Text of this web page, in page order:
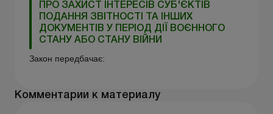
ПРО ЗАХИСТ ІНТЕРЕСІВ СУБ'ЄКТІВ
ПОДАННЯ ЗВІТНОСТІ ТА ІНШИХ
ДОКУМЕНТІВ У ПЕРІОД ДІЇ ВОЄННОГО
СТАНУ АБО СТАНУ ВІЙНИ
Закон передбачає:
Комментарии к материалу